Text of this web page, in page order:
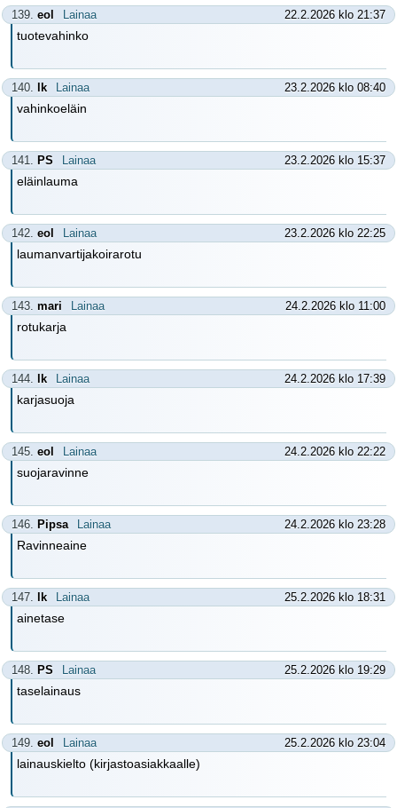
139. eol Lainaa 22.2.2026 klo 21:37
tuotevahinko
140. lk Lainaa 23.2.2026 klo 08:40
vahinkoeläin
141. PS Lainaa 23.2.2026 klo 15:37
eläinlauma
142. eol Lainaa 23.2.2026 klo 22:25
laumanvartijakoirarotu
143. mari Lainaa 24.2.2026 klo 11:00
rotukarja
144. lk Lainaa 24.2.2026 klo 17:39
karjasuoja
145. eol Lainaa 24.2.2026 klo 22:22
suojaravinne
146. Pipsa Lainaa 24.2.2026 klo 23:28
Ravinneaine
147. lk Lainaa 25.2.2026 klo 18:31
ainetase
148. PS Lainaa 25.2.2026 klo 19:29
taselainaus
149. eol Lainaa 25.2.2026 klo 23:04
lainauskielto (kirjastoasiakkaalle)